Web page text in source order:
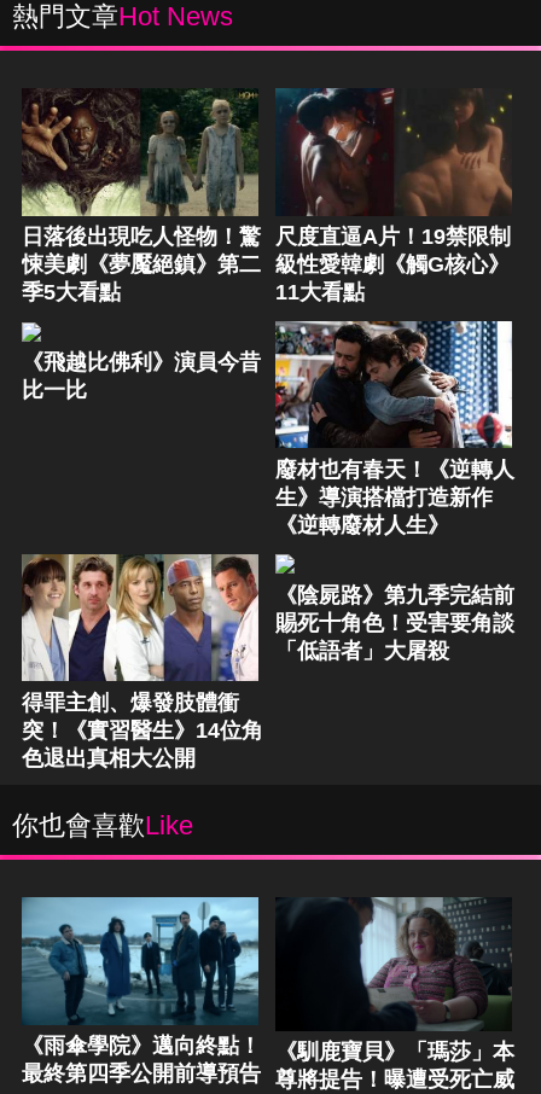
熱門文章Hot News
日落後出現吃人怪物！驚
悚美劇《夢魘絕鎮》第二
季5大看點
尺度直逼A片！19禁限制
級性愛韓劇《觸G核心》
11大看點
《飛越比佛利》演員今昔
比一比
廢材也有春天！《逆轉人
生》導演搭檔打造新作
《逆轉廢材人生》
得罪主創、爆發肢體衝
突！《實習醫生》14位角
色退出真相大公開
《陰屍路》第九季完結前
賜死十角色！受害要角談
「低語者」大屠殺
你也會喜歡Like
《雨傘學院》邁向終點！
最終第四季公開前導預告
《馴鹿寶貝》「瑪莎」本
尊將提告！曝遭受死亡威